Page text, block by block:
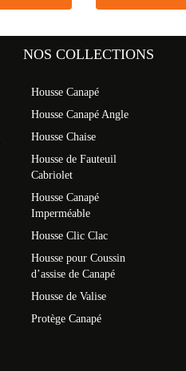
NOS COLLECTIONS
Housse Canapé
Housse Canapé Angle
Housse Chaise
Housse de Fauteuil
Cabriolet
Housse Canapé
Imperméable
Housse Clic Clac
Housse pour Coussin
d’assise de Canapé
Housse de Valise
Protège Canapé